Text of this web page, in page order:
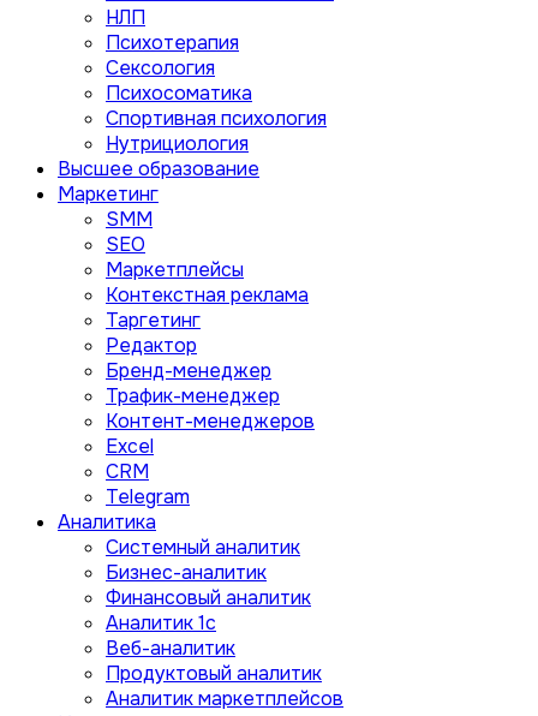
НЛП
Психотерапия
Сексология
Психосоматика
Спортивная психология
Нутрициология
Высшее образование
Маркетинг
SMM
SEO
Маркетплейсы
Контекстная реклама
Таргетинг
Редактор
Бренд-менеджер
Трафик-менеджер
Контент-менеджеров
Excel
CRM
Telegram
Аналитика
Системный аналитик
Бизнес-аналитик
Финансовый аналитик
Aналитик 1с
Веб-аналитик
Продуктовый аналитик
Аналитик маркетплейсов